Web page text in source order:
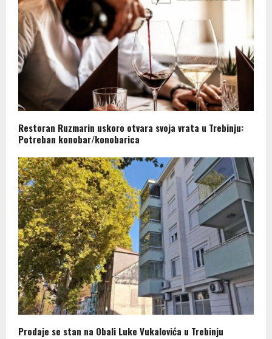
Restoran Ruzmarin uskoro otvara svoja vrata u Trebinju:
Potreban konobar/konobarica
Prodaje se stan na Obali Luke Vukalovića u Trebinju